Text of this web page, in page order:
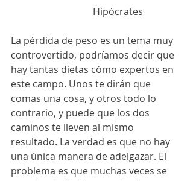
                                  Hipócrates
La pérdida de peso es un tema muy
controvertido, podríamos decir que
hay tantas dietas cómo expertos en
este campo. Unos te dirán que
comas una cosa, y otros todo lo
contrario, y puede que los dos
caminos te lleven al mismo
resultado. La verdad es que no hay
una única manera de adelgazar. El
problema es que muchas veces se